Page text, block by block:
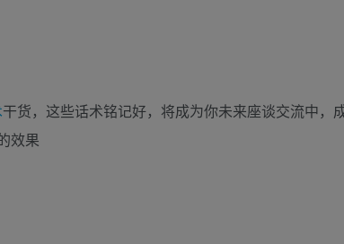
干货，这些话术铭记好，将成为你未来座谈交流中，
效果